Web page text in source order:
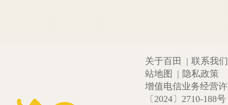
关于百田 | 联系我们
站地图
| 隐私政策
增值电信业务经营
〔2024〕2710-188号